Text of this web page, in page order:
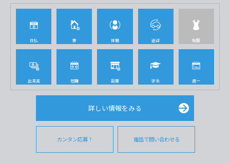
日払 寮 体験 送迎 制服
出来高 短期 副業 学生 週一
詳しい情報をみる
カンタン応募！ 電話で問い合わせる